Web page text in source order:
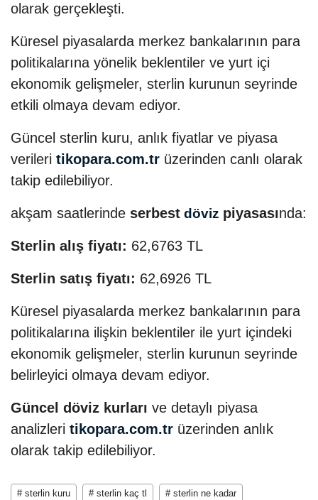
olarak gerçekleşti.
Küresel piyasalarda merkez bankalarının para
politikalarına yönelik beklentiler ve yurt içi
ekonomik gelişmeler, sterlin kurunun seyrinde
etkili olmaya devam ediyor.
Güncel sterlin kuru, anlık fiyatlar ve piyasa
verileri tikopara.com.tr üzerinden canlı olarak
takip edilebiliyor.
akşam saatlerinde serbest döviz piyasasında:
Sterlin alış fiyatı: 62,6763 TL
Sterlin satış fiyatı: 62,6926 TL
Küresel piyasalarda merkez bankalarının para
politikalarına ilişkin beklentiler ile yurt içindeki
ekonomik gelişmeler, sterlin kurunun seyrinde
belirleyici olmaya devam ediyor.
Güncel döviz kurları ve detaylı piyasa
analizleri tikopara.com.tr üzerinden anlık
olarak takip edilebiliyor.
# sterlin kuru # sterlin kaç tl # sterlin ne kadar